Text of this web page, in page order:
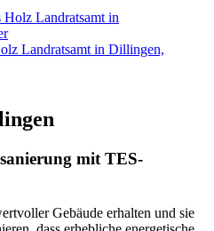
Landratsamt in Dillingen,
mit TES-
Gebäude erhalten und sie